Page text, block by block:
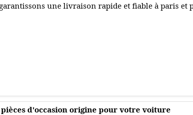
garantissons une livraison rapide et fiable à paris et
d'occasion origine pour votre voiture